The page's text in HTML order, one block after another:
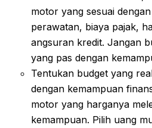
motor yang sesuai
perawatan, biaya pajak,
angsuran kredit. Jangan
yang pas dengan
Tentukan budget yang
dengan kemampuan
motor yang harganya
kemampuan. Pilih uang